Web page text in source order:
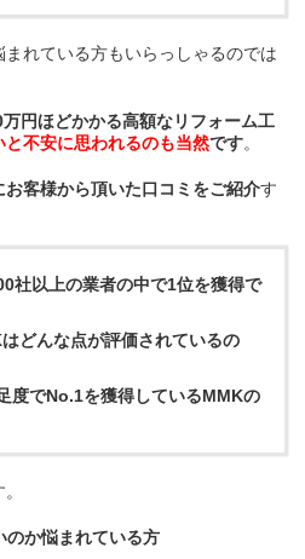
れている方もいらっしゃるのでは
円ほどかかる高額なリフォーム工
と不安に思われるのも当然です。
お客様から頂いた口コミをご紹介す
社以上の業者の中で1位を獲得で
どんな点が評価されているの
度でNo.1を獲得しているMMKの
のか悩まれている方